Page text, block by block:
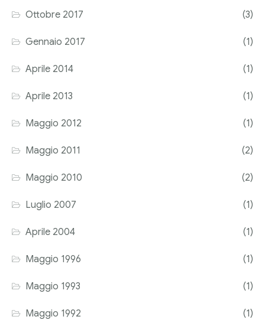
Ottobre 2017 (3)
Gennaio 2017 (1)
Aprile 2014 (1)
Aprile 2013 (1)
Maggio 2012 (1)
Maggio 2011 (2)
Maggio 2010 (2)
Luglio 2007 (1)
Aprile 2004 (1)
Maggio 1996 (1)
Maggio 1993 (1)
Maggio 1992 (1)